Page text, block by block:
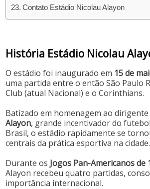
Contato Estádio Nicolau Alayon
História Estádio Nicolau
O estádio foi inaugurado em 15 de
uma partida entre o então São Paulo
Club (atual Nacional) e o Corinthians.
Batizado em homenagem ao
Alayon, grande incentivador do
Brasil, o estádio rapidamente se
centrais da prática esportiva na cidade.
Durante os Jogos Pan-Americanos de
Alayon recebeu quatro partidas,
importância internacional.